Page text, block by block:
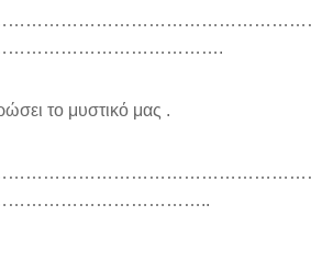
το μυστικό μας .